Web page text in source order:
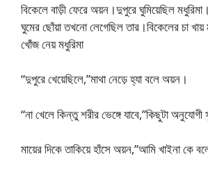
বিকেলে বাড়ী ফেরে অয়ন।দুপুরে ঘুমিয়েছিল
ঘুমের ছোঁয়া তখনো লেগেছিল তার।বিকেলের চা
খোঁজ নেয় মধুরিমা
“দুপুরে খেয়েছিলে,”মাথা নেড়ে হ্যা বলে অয়ন।
“না খেলে কিন্তু শরীর ভেঙ্গে যাবে,”কিছুটা অনুযোগী
মায়ের দিকে তাকিয়ে হাঁসে অয়ন,”আমি খাইনা কে